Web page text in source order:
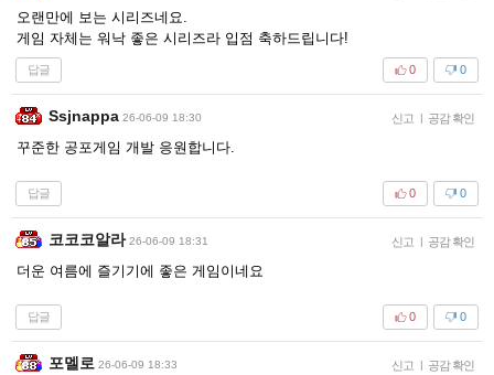
오랜만에 보는 시리즈네요.
게임 자체는 워낙 좋은 시리즈라 입점 축하드립니다!
답글 0
0
Ssjnappa 26-06-09 18:30 신고 | 공감 확인
꾸준한 공포게임 개발 응원합니다.
답글 0
0
코코코알라 26-06-09 18:31 신고 | 공감 확인
더운 여름에 즐기기에 좋은 게임이네요
답글 0
0
포멜로 26-06-09 18:33 신고 | 공감 확인